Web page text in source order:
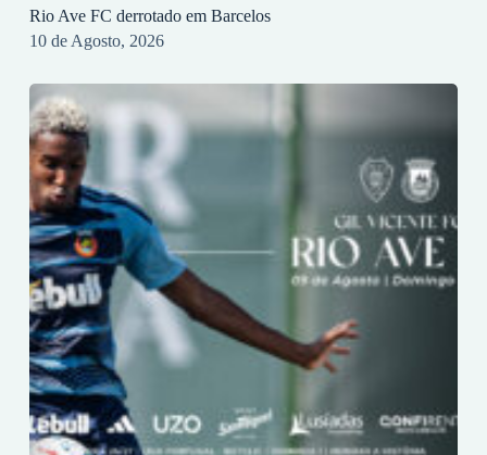
Rio Ave FC derrotado em Barcelos
10 de Agosto, 2026